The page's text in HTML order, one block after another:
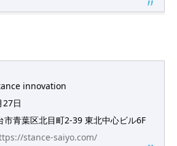
innovation
日
市青葉区北目町2-39 東北中心ビル6F
stance-saiyo.com/